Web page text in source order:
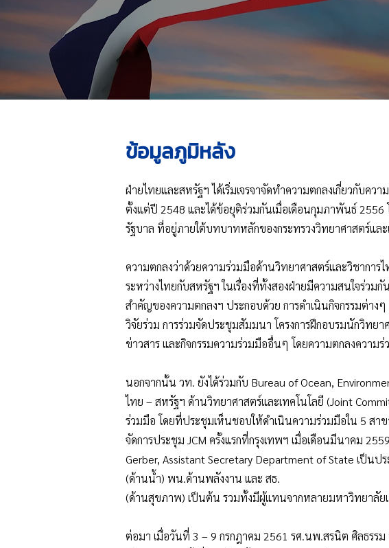
ข้อมูลภูมิหลัง
ฝ่ายไทยและสหรัฐฯ ได้เริ่มเจรจาจัดทำความตกลงเกี่ยวกับค
ตั้งแต่ปี 2548 และได้ข้อยุติร่วมกันเมื่อเดือนกุมภาพันธ์ 2556
รัฐบาล ที่อยู่ภายใต้บทบาทหลักของกระทรวงวิทยาศาสตร์และ
ความตกลงว่าด้วยความร่วมมือด้านวิทยาศาสตร์และวิชากา
ระหว่างไทยกับสหรัฐฯ ในเรื่องที่ทั้งสองฝ่ายมีความสนใจร่ว
สำคัญของความตกลงฯ ประกอบด้วย การดำเนินกิจกรรมต่า
วิจัยร่วม การร่วมจัดประชุมสัมมนา โครงการฝึกอบรมนักวิทย
ข่าวสาร และกิจกรรมความร่วมมืออื่นๆ โดยความตกลงควา
นอกจากนั้น วท. ยังได้ร่วมกับ Bureau of Ocean,
ไทย – สหรัฐฯ ด้านวิทยาศาสตร์และเทคโนโลยี (Joint
ร่วมมือ โดยที่ประชุมเห็นชอบให้ดำเนินความร่วมมือใน 5 สา
จัดการประชุม JCM ครั้งแรกที่กรุงเทพฯ เมื่อเดือนมีนาคม
Gerber, Assistant Secretary Department of State เป็น
(ด้านน้ำ) พน.ด้านพลังงาน และ สธ.
(ด้านสุขภาพ) เป็นต้น รวมทั้งมีผู้แทนจากหลายมหาวิทยาลัย
ต่อมา เมื่อวันที่ 3 – 9 กรกฎาคม 2561 รศ.นพ.สรนิต ศิลธรรม